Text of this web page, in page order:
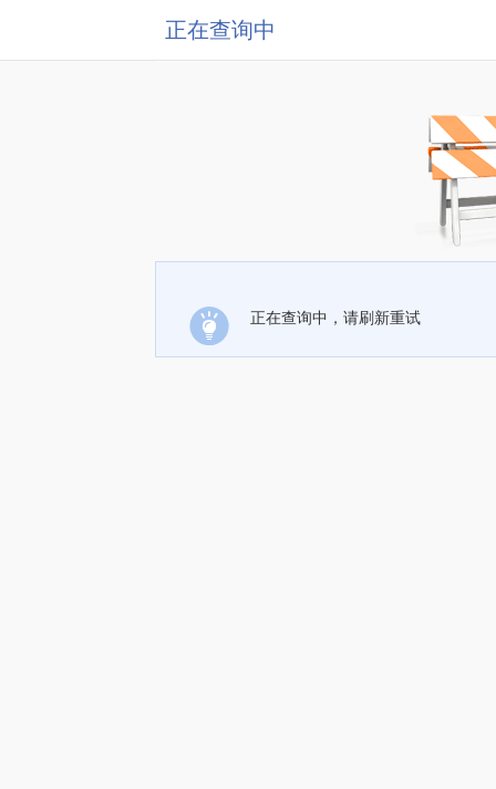
正在查询中
正在查询中，请刷新重试